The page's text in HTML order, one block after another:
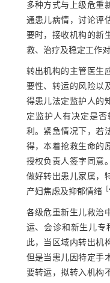
多种方式与上级危重
通患儿病情，讨论评
要时，接收机构的新
救、治疗及稳定工作
转出机构的主管医生
要性、转运的风险以
得患儿法定监护人的
定监护人有决定是
利。紧急情况下，若
得，本着抢救生命的
授权负责人签字同意
做好转出患儿家属，
产妇焦虑及抑郁情绪［
各级危重新生儿救治
运、会诊和新生儿专
此，当区域内转出机
但是当患儿因特定手
要转运，拟转入机构